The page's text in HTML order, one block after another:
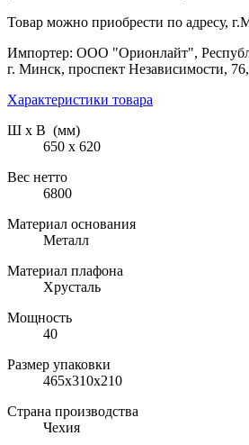
Товар можно приобрести по адресу,
Импортер: ООО "Орионлайт",
г. Минск, проспект Независимости,
Характеристики товара
Ш х В (мм)
650 х 620
Вес нетто
6800
Материал основания
Металл
Материал плафона
Хрусталь
Мощность
40
Размер упаковки
465x310x210
Страна производства
Чехия